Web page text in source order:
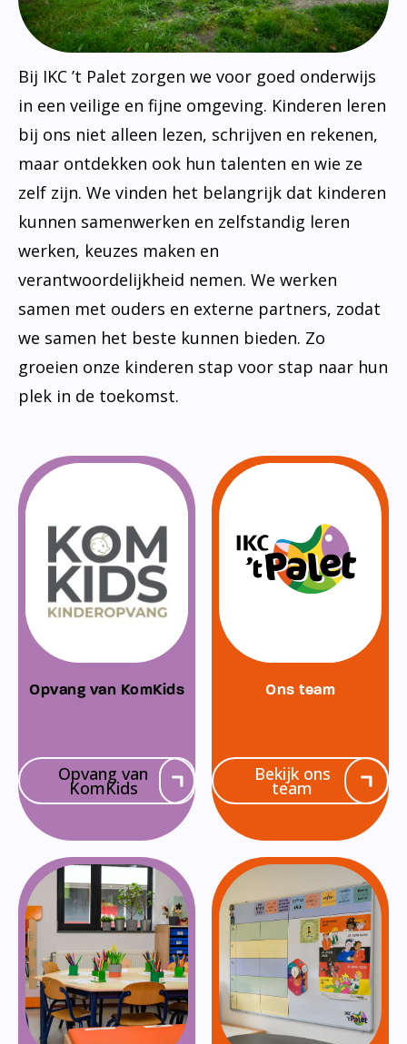
Bij IKC ’t Palet zorgen we voor goed onderwijs
in een veilige en fijne omgeving. Kinderen leren
bij ons niet alleen lezen, schrijven en rekenen,
maar ontdekken ook hun talenten en wie ze
zelf zijn. We vinden het belangrijk dat kinderen
kunnen samenwerken en zelfstandig leren
werken, keuzes maken en
verantwoordelijkheid nemen. We werken
samen met ouders en externe partners, zodat
we samen het beste kunnen bieden. Zo
groeien onze kinderen stap voor stap naar hun
plek in de toekomst.
Opvang van KomKids
Opvang van
KomKids
Ons team
Bekijk ons
team